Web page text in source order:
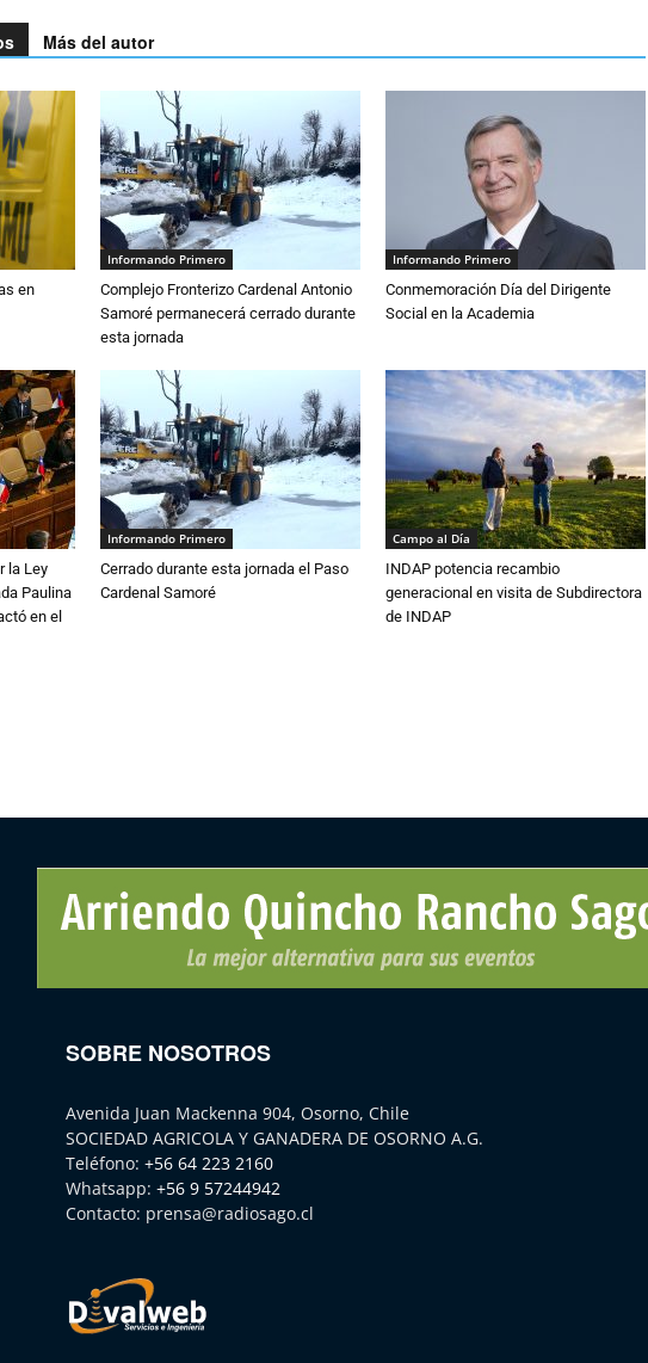
Más del autor
en
Informando Primero
Complejo Fronterizo Cardenal Antonio
Samoré permanecerá cerrado durante
esta jornada
Informando Primero
Conmemoración Día del Dirigente
Social en la Academia
la Ley
Paulina
en el
Informando Primero
Cerrado durante esta jornada el Paso
Cardenal Samoré
Campo al Día
INDAP potencia recambio
generacional en visita de Subdirectora
de INDAP
SOBRE NOSOTROS
Avenida Juan Mackenna 904, Osorno, Chile
SOCIEDAD AGRICOLA Y GANADERA DE OSORNO A.G.
Teléfono: +56 64 223 2160
Whatsapp: +56 9 57244942
Contacto: prensa@radiosago.cl